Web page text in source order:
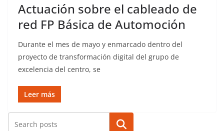
Actuación sobre el cableado de
red FP Básica de Automoción
Durante el mes de mayo y enmarcado dentro del
proyecto de transformación digital del grupo de
excelencia del centro, se
Leer más
Buscar